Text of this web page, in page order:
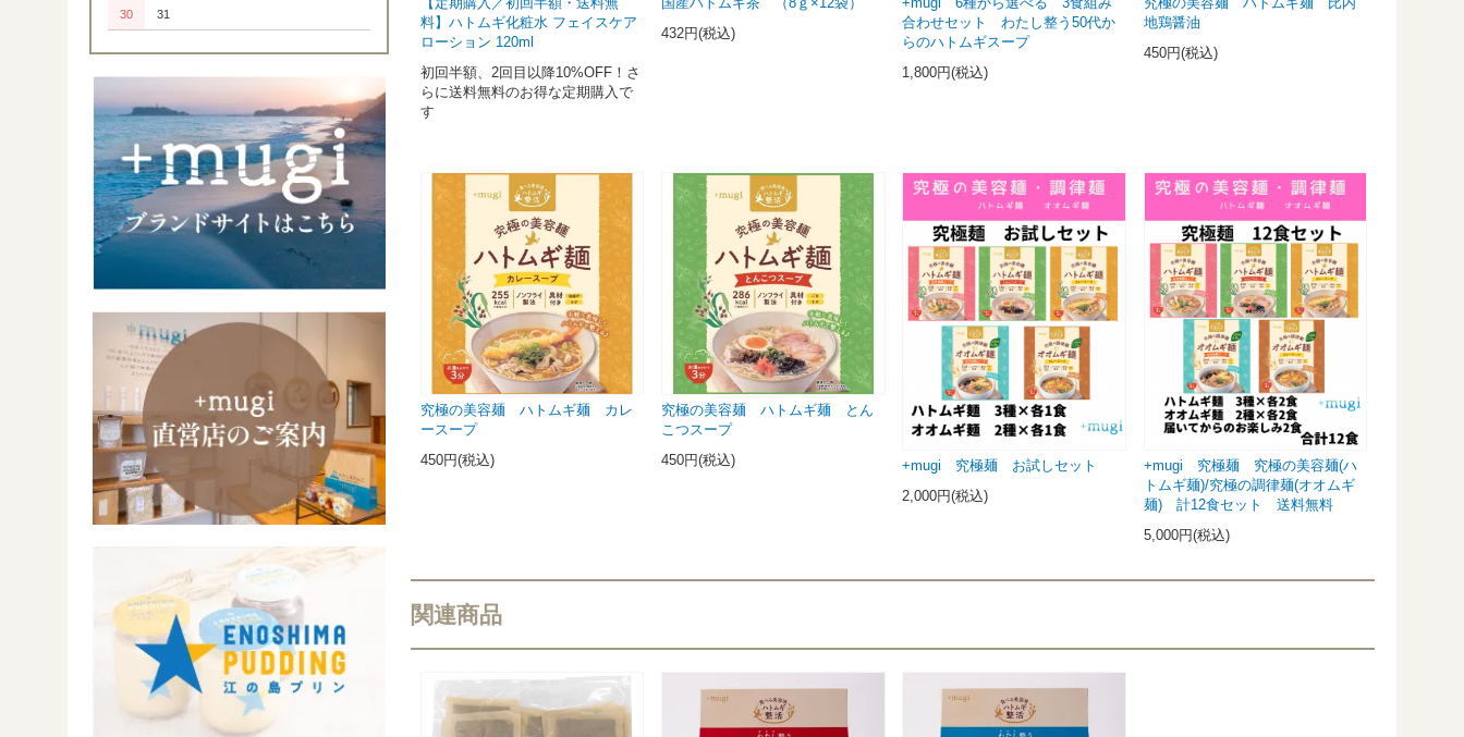
【定期購入／初回半額・送料無
料】ハトムギ化粧水 フェイスケア
ローション 120ml
初回半額、2回目以降10%OFF！さ
らに送料無料のお得な定期購入で
す
国産ハトムギ茶 （8ｇ×12袋）
432円(税込)
+mugi 6種から選べる 3食組み
合わせセット わたし整う50代か
らのハトムギスープ
1,800円(税込)
究極の美容麺 ハトムギ麺 比内
地鶏醤油
450円(税込)
究極の美容麺 ハトムギ麺 カレ
ースープ
450円(税込)
究極の美容麺 ハトムギ麺 とん
こつスープ
450円(税込)
+mugi 究極麺 お試しセット
2,000円(税込)
+mugi 究極麺 究極の美容麺(ハ
トムギ麺)/究極の調律麺(オオムギ
麺) 計12食セット 送料無料
5,000円(税込)
関連商品
30 31